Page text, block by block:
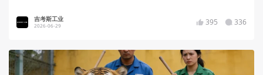
吉考斯工业
2026-06-29 395 336